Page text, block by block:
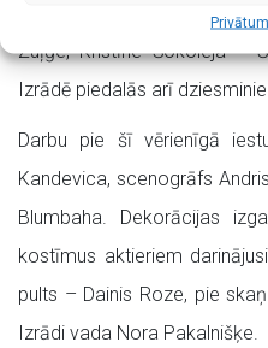
iedzīvotāji – Linda Kirhnere,
Zuļģe, Kristīne Šokoleja –
Izrādē piedalās arī
Darbu pie šī vērienīgā
Kandevica, scenogrāfs
Blumbaha. Dekorācijas
kostīmus aktieriem
pults – Dainis Roze, pie
Izrādi vada Nora Pakalnišķe.